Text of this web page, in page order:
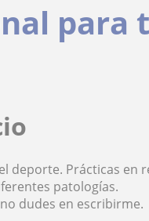
para
deporte. Prácticas en
patologías.
dudes en escribirme.